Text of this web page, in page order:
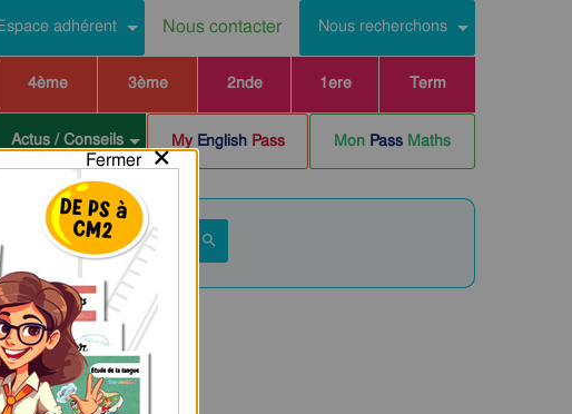
adhérent Nous contacter Nous recherchons
4ème 3ème 2nde 1ere Term
Actus / Conseils My EnglishPass Mon Pass Maths
Fermer×